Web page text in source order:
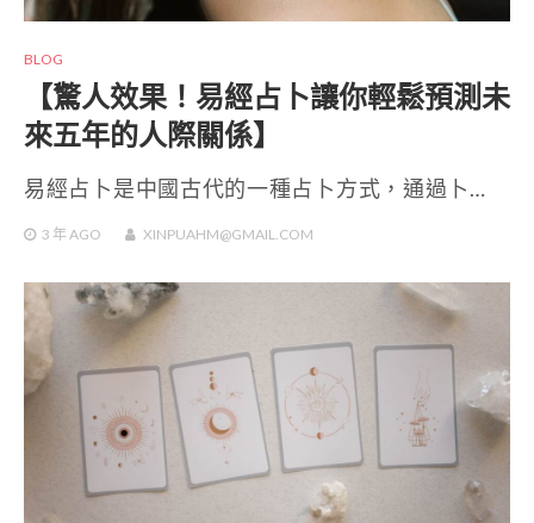
BLOG
【驚人效果！易經占卜讓你輕鬆預測未
來五年的人際關係】
易經占卜是中國古代的一種占卜方式，通過卜…
3 年AGO XINPUAHM@GMAIL.COM